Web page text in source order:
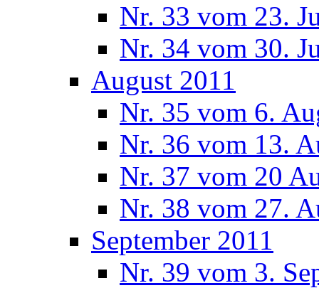
Nr. 33 vom 23.
Nr. 34 vom 30.
August 2011
Nr. 35 vom 6.
Nr. 36 vom 13.
Nr. 37 vom 20
Nr. 38 vom 27.
September 2011
Nr. 39 vom 3.